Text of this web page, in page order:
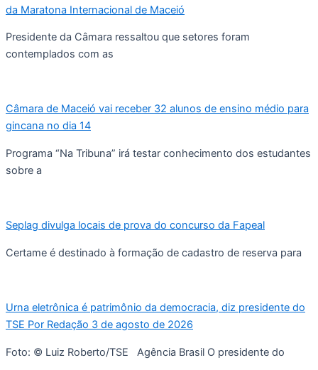
da Maratona Internacional de Maceió
Presidente da Câmara ressaltou que setores foram
contemplados com as
Câmara de Maceió vai receber 32 alunos de ensino médio para
gincana no dia 14
Programa “Na Tribuna” irá testar conhecimento dos estudantes
sobre a
Seplag divulga locais de prova do concurso da Fapeal
Certame é destinado à formação de cadastro de reserva para
Urna eletrônica é patrimônio da democracia, diz presidente do
TSE Por Redação 3 de agosto de 2026
Foto: © Luiz Roberto/TSE Agência Brasil O presidente do